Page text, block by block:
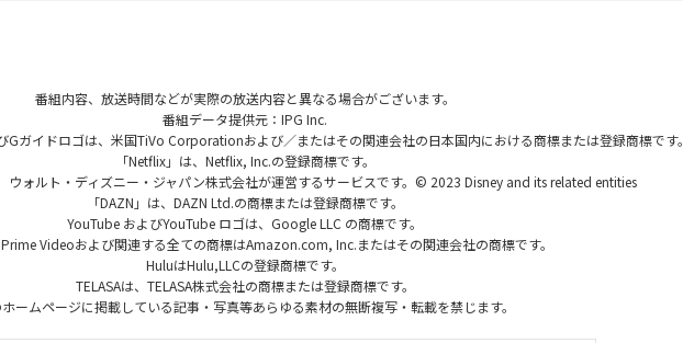
番組内容、放送時間などが実際の放送内容と異なる場合がございます。
番組データ提供元：IPG Inc.
Gガイドロゴは、米国TiVo Corporationおよび／またはその関連会社の日本国内における商標または登録商標です。
「Netflix」は、Netflix, Inc.の登録商標です。
ウォルト・ディズニー・ジャパン株式会社が運営するサービスです。© 2023 Disney and its related entities
「DAZN」は、DAZN Ltd.の商標または登録商標です。
YouTube およびYouTube ロゴは、Google LLC の商標です。
Videoおよび関連する全ての商標はAmazon.com, Inc.またはその関連会社の商標です。
HuluはHulu,LLCの登録商標です。
TELASAは、TELASA株式会社の商標または登録商標です。
ホームページに掲載している記事・写真等あらゆる素材の無断複写・転載を禁じます。